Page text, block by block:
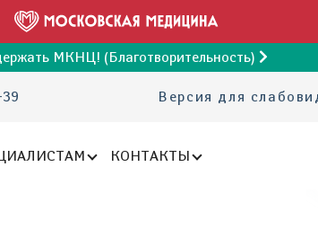
МКНЦ! (Благотворительность)
Версия для
КОНТАКТЫ